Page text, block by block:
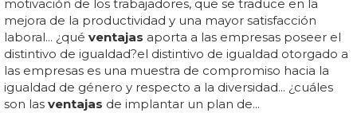
motivación de los trabajadores, que se traduce en la
mejora de la productividad y una mayor satisfacción
laboral... ¿qué ventajas aporta a las empresas poseer el
distintivo de igualdad?el distintivo de igualdad otorgado a
las empresas es una muestra de compromiso hacia la
igualdad de género y respecto a la diversidad... ¿cuáles
son las ventajas de implantar un plan de...